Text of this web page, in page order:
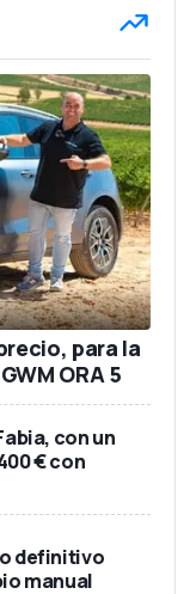
para la
ORA 5
con un
€ con
definitivo
manual